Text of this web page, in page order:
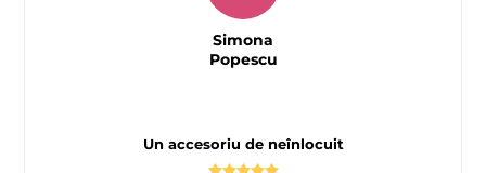
Un accesoriu de neînlocuit
Simona
Popescu